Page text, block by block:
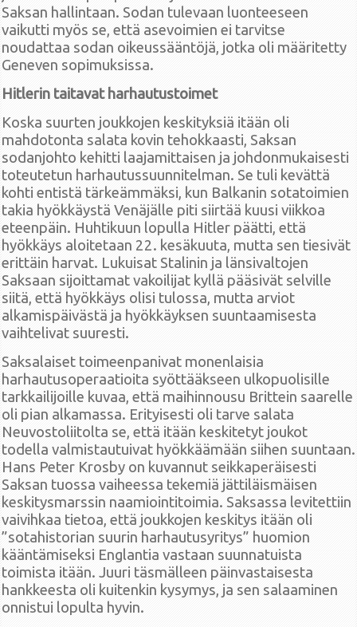
Saksan hallintaan. Sodan tulevaan luonteeseen
vaikutti myös se, että asevoimien ei tarvitse
noudattaa sodan oikeussääntöjä, jotka oli määritetty
Geneven sopimuksissa.
Hitlerin taitavat harhautustoimet
Koska suurten joukkojen keskityksiä itään oli
mahdotonta salata kovin tehokkaasti, Saksan
sodanjohto kehitti laajamittaisen ja johdonmukaisesti
toteutetun harhautussuunnitelman. Se tuli kevättä
kohti entistä tärkeämmäksi, kun Balkanin sotatoimien
takia hyökkäystä Venäjälle piti siirtää kuusi viikkoa
eteenpäin. Huhtikuun lopulla Hitler päätti, että
hyökkäys aloitetaan 22. kesäkuuta, mutta sen tiesivät
erittäin harvat. Lukuisat Stalinin ja länsivaltojen
Saksaan sijoittamat vakoilijat kyllä pääsivät selville
siitä, että hyökkäys olisi tulossa, mutta arviot
alkamispäivästä ja hyökkäyksen suuntaamisesta
vaihtelivat suuresti.
Saksalaiset toimeenpanivat monenlaisia
harhautusoperaatioita syöttääkseen ulkopuolisille
tarkkailijoille kuvaa, että maihinnousu Brittein saarelle
oli pian alkamassa. Erityisesti oli tarve salata
Neuvostoliitolta se, että itään keskitetyt joukot
todella valmistautuivat hyökkäämään siihen suuntaan.
Hans Peter Krosby on kuvannut seikkaperäisesti
Saksan tuossa vaiheessa tekemiä jättiläismäisen
keskitysmarssin naamiointitoimia. Saksassa levitettiin
vaivihkaa tietoa, että joukkojen keskitys itään oli
”sotahistorian suurin harhautusyritys” huomion
kääntämiseksi Englantia vastaan suunnatuista
toimista itään. Juuri täsmälleen päinvastaisesta
hankkeesta oli kuitenkin kysymys, ja sen salaaminen
onnistui lopulta hyvin.